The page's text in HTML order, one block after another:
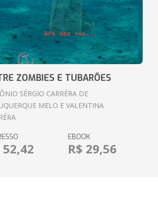
ZOMBIES E TUBARÕES
SÉRGIO CARRÉRA DE
MELO E VALENTINA
52,42
EBOOK
R$ 29,56